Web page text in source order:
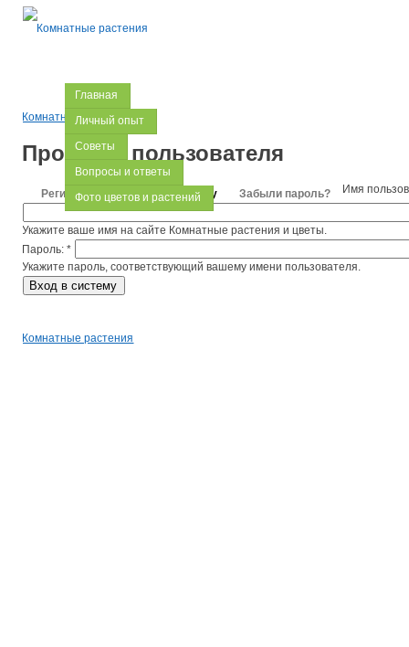
Главная
Личный опыт
Советы
Вопросы и ответы
Фото цветов и растений
Комнатные растения
Профиль пользователя
Регистрация Вход в систему Забыли пароль? Имя
Укажите ваше имя на сайте Комнатные растения и цветы.
Пароль:*
Укажите пароль, соответствующий вашему имени пользователя.
Комнатные растения